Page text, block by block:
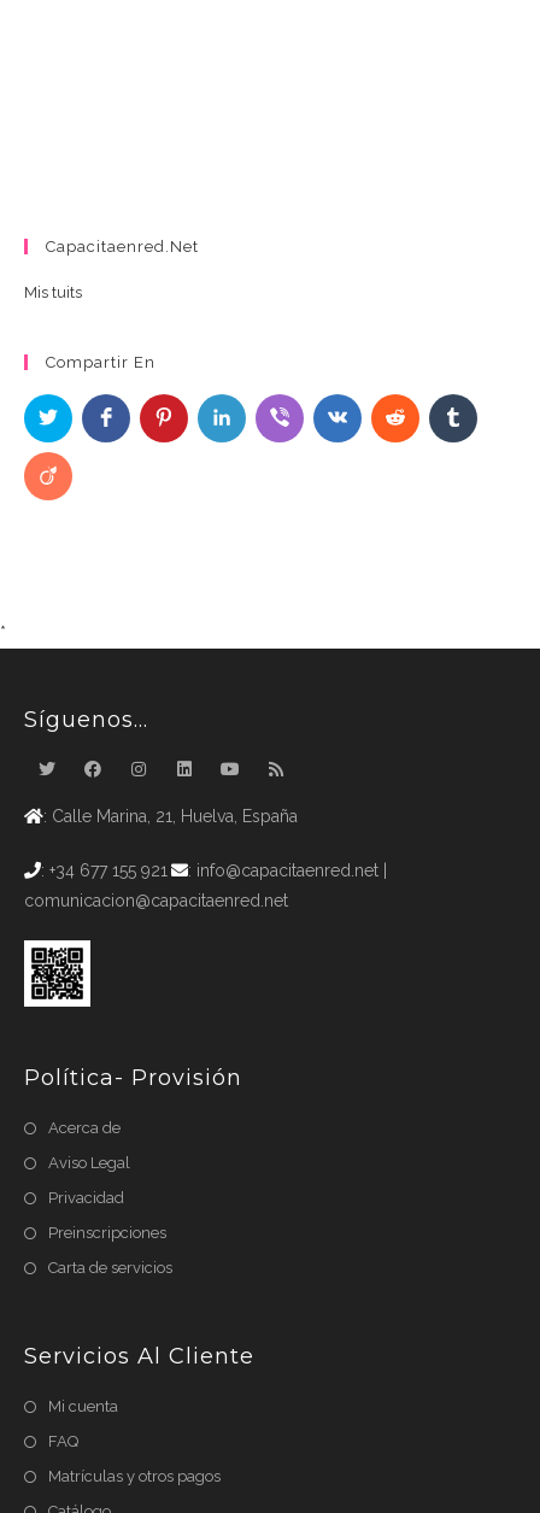
Capacitaenred.net
Mis tuits
Compartir En
*
Síguenos…
: Calle Marina, 21, Huelva, España
: +34 677 155 921
: info@capacitaenred.net |
comunicacion@capacitaenred.net
Política- Provisión
Acerca de
Aviso Legal
Privacidad
Preinscripciones
Carta de servicios
Servicios Al Cliente
Mi cuenta
FAQ
Matrículas y otros pagos